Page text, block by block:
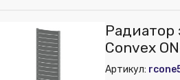
Глубина (мм):
Исключить из публикации на веб-
Ширина (мм):
Радиатор
Convex
Rifar
Артикул: